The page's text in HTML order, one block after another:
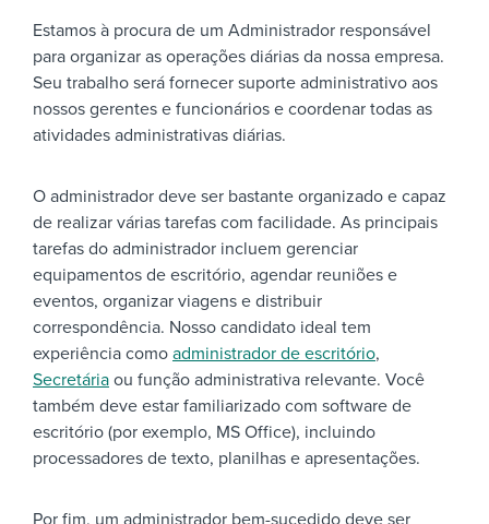
Estamos à procura de um Administrador responsável
para organizar as operações diárias da nossa empresa.
Seu trabalho será fornecer suporte administrativo aos
nossos gerentes e funcionários e coordenar todas as
atividades administrativas diárias.
O administrador deve ser bastante organizado e capaz
de realizar várias tarefas com facilidade. As principais
tarefas do administrador incluem gerenciar
equipamentos de escritório, agendar reuniões e
eventos, organizar viagens e distribuir
correspondência. Nosso candidato ideal tem
experiência como administrador de escritório,
Secretária ou função administrativa relevante. Você
também deve estar familiarizado com software de
escritório (por exemplo, MS Office), incluindo
processadores de texto, planilhas e apresentações.